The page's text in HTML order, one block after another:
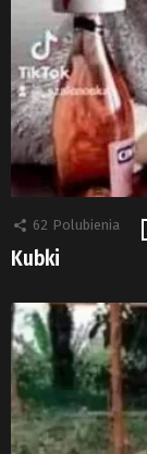
62 Polubienia
Kubki